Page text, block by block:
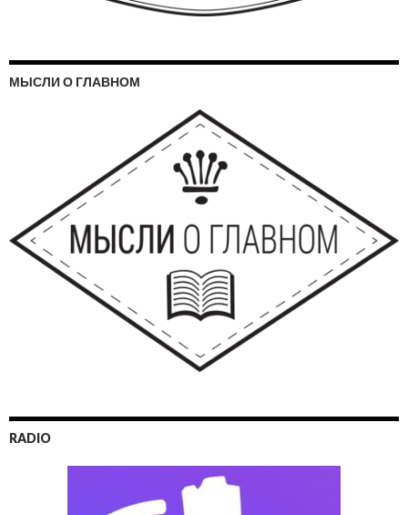
МЫСЛИ О ГЛАВНОМ
RADIO